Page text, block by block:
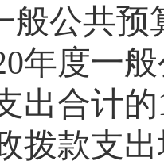
般公共
年度一
出合计的
拨款支